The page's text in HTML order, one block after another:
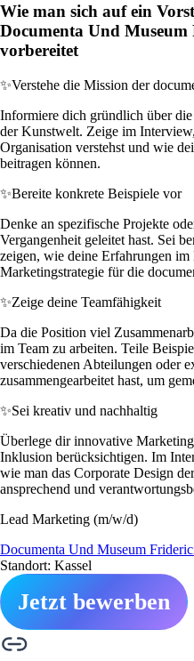
Wie man sich auf ein
Documenta Und
vorbereitet
✨Verstehe die Mission der
Informiere dich gründlich über
der Kunstwelt. Zeige im
Organisation verstehst und wie
beitragen können.
✨Bereite konkrete Beispiele vor
Denke an spezifische Projekte
Vergangenheit geleitet hast. Sei
zeigen, wie deine Erfahrungen
Marketingstrategie für die
✨Zeige deine Teamfähigkeit
Da die Position viel
im Team zu arbeiten. Teile
verschiedenen Abteilungen oder
zusammengearbeitet hast, um
✨Sei kreativ und nachhaltig
Überlege dir innovative
Inklusion berücksichtigen. Im
wie man das Corporate Design
ansprechend und
Lead Marketing (m/w/d)
Documenta Und Museum
Standort: Kassel
Jetzt bewerben